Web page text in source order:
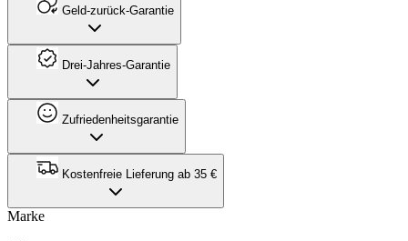
Geld-zurück-Garantie
Drei-Jahres-Garantie
Zufriedenheitsgarantie
Kostenfreie Lieferung ab 35 €
Marke